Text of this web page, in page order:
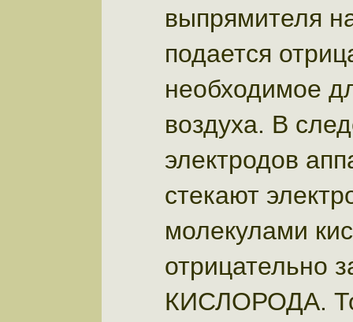
выпрямителя
подается
необходимое
воздуха. В
электродов
стекают
молекулами
КИСЛОРОДА. То